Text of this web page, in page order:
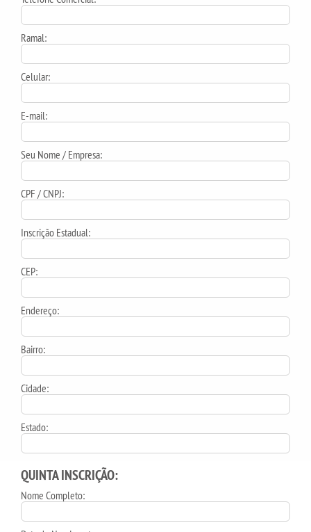
Ramal:
Celular:
E-mail:
Seu Nome / Empresa:
CPF / CNPJ:
Inscrição Estadual:
CEP:
Endereço:
Bairro:
Cidade:
Estado:
QUINTA INSCRIÇÃO:
Nome Completo: